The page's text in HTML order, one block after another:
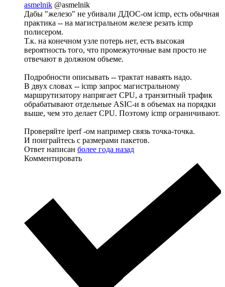
asmelnik @asmelnik
Дабы "железо" не убивали ДДОС-ом icmp, есть обычная
практика -- на магистральном железе резать icmp
полисером.
Т.к. на конечном узле потерь нет, есть высокая
вероятность того, что промежуточные вам просто не
отвечают в должном объеме.
Подробности описывать -- трактат наваять надо.
В двух словах -- icmp запрос магистральному
маршрутизатору напрягает CPU, а транзитный трафик
обрабатывают отдельные ASIC-и в объемах на порядки
выше, чем это делает CPU. Поэтому icmp ограничивают.
Проверяйте iperf -ом например связь точка-точка.
И поиграйтесь с размерами пакетов.
Ответ написан более года назад
Комментировать